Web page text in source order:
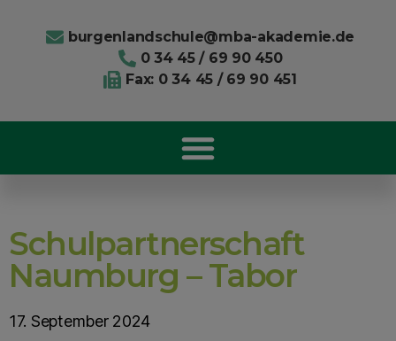
burgenlandschule@mba-akademie.de
0 34 45 / 69 90 450
Fax: 0 34 45 / 69 90 451
Schulpartnerschaft
Naumburg – Tabor
17. September 2024